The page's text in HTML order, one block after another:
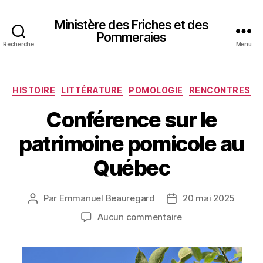
Recherche
Ministère des Friches et des
Pommeraies
Menu
Catégories
HISTOIRE LITTÉRATURE POMOLOGIE RENCONTRES
Conférence sur le
patrimoine pomicole au
Québec
Auteur
Par Emmanuel Beauregard
Date
de
20 mai 2025
Aucun commentairesur
le